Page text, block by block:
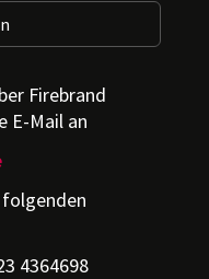
Firebrand
E-Mail an
4364698